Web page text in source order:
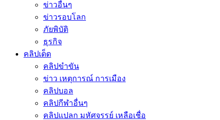
ข่าวอื่นๆ
ข่าวรอบโลก
ภัยพิบัติ
ธุรกิจ
คลิปเด็ด
คลิปขำขัน
ข่าว เหตุการณ์ การเมือง
คลิปบอล
คลิปกีฬาอื่นๆ
คลิปแปลก มหัศจรรย์ เหลือเชื่อ